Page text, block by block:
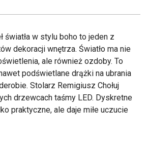
światła w stylu boho to jeden z
dekoracji wnętrza. Światło ma nie
ale również ozdoby. To
podświetlane drążki na ubrania
Stolarz Remigiusz Chołuj
drzewcach taśmy LED. Dyskretne
praktyczne, ale daje miłe uczucie